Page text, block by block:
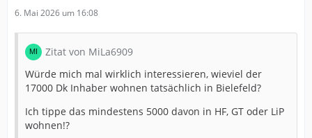
6. Mai 2026 um 16:08
Zitat von MiLa6909
Würde mich mal wirklich interessieren, wieviel der
17000 Dk Inhaber wohnen tatsächlich in Bielefeld?
Ich tippe das mindestens 5000 davon in HF, GT oder LiP
wohnen!?